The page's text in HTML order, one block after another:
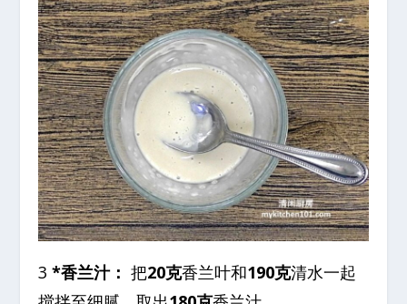
3*香兰汁： 把20克香兰叶和190克清水一起